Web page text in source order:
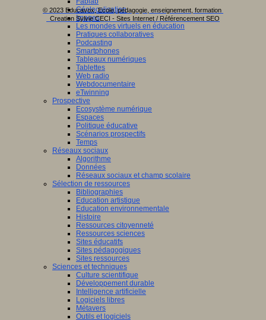
Géolocalisation
Images
Les mondes virtuels en éducation
Pratiques collaboratives
Podcasting
Smartphones
Tableaux numériques
Tablettes
Web radio
Webdocumentaire
eTwinning
Prospective
Ecosystème numérique
Espaces
Politique éducative
Scénarios prospectifs
Temps
Réseaux sociaux
Algorithme
Données
Réseaux sociaux et champ scolaire
Sélection de ressources
Bibliographies
Education artistique
Education environnementale
Histoire
Ressources citoyenneté
Ressources sciences
Sites éducatifs
Sites pédagogiques
Sites ressources
Sciences et techniques
Culture scientifique
Développement durable
Intelligence artificielle
Logiciels libres
Métavers
Outils et logiciels
© 2023 Educavox, Ecole, pédagogie, enseignement, formation
Creation Sylvie CECI - Sites Internet / Référencement SEO